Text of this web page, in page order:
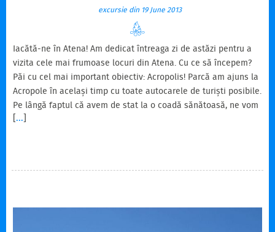
excursie din 19 June 2013
Iacătă-ne în Atena! Am dedicat întreaga zi de astăzi pentru a
vizita cele mai frumoase locuri din Atena. Cu ce să începem?
Păi cu cel mai important obiectiv: Acropolis! Parcă am ajuns la
Acropole în același timp cu toate autocarele de turiști posibile.
Pe lângă faptul că avem de stat la o coadă sănătoasă, ne vom
mai și călca în picioare în interior. Oare ar fi mai bine să
[...]